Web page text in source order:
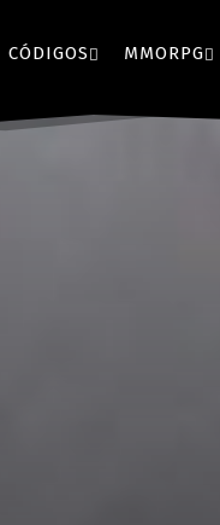
CÓDIGOS MMORPG